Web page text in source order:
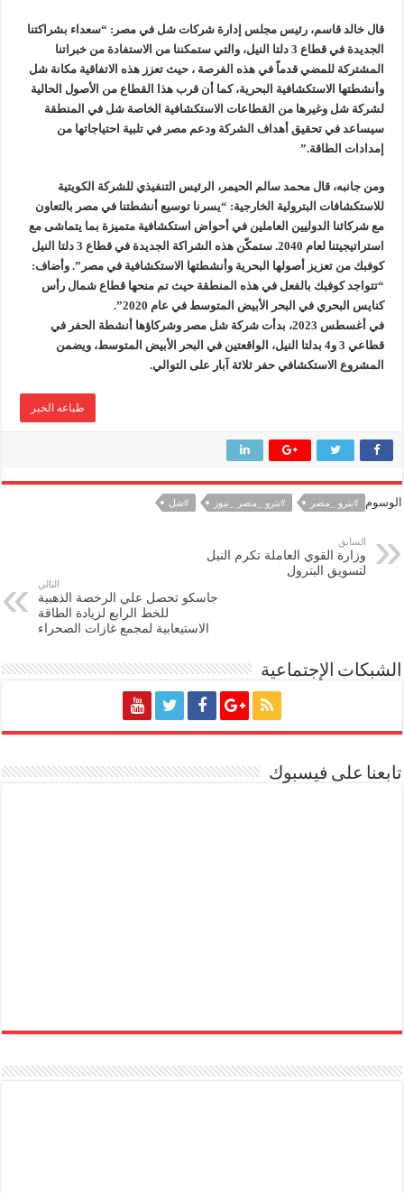
قال خالد قاسم، رئيس مجلس إدارة شركات شل في مصر: “سعداء بشراكتنا
الجديدة في قطاع 3 دلتا النيل، والتي ستمكننا من الاستفادة من خبراتنا
المشتركة للمضي قدماً في هذه الفرصة ، حيث تعزز هذه الاتفاقية مكانة شل
وأنشطتها الاستكشافية البحرية، كما أن قرب هذا القطاع من الأصول الحالية
لشركة شل وغيرها من القطاعات الاستكشافية الخاصة شل في المنطقة
سيساعد في تحقيق أهداف الشركة ودعم مصر في تلبية احتياجاتها من
إمدادات الطاقة.”
ومن جانبه، قال محمد سالم الحيمر، الرئيس التنفيذي للشركة الكويتية
للاستكشافات البترولية الخارجية: “يسرنا توسيع أنشطتنا في مصر بالتعاون
مع شركائنا الدوليين العاملين في أحواض استكشافية متميزة بما يتماشى مع
استراتيجيتنا لعام 2040. ستمكّن هذه الشراكة الجديدة في قطاع 3 دلتا النيل
كوفبك من تعزيز أصولها البحرية وأنشطتها الاستكشافية في مصر”. وأضاف:
“تتواجد كوفبك بالفعل في هذه المنطقة حيث تم منحها قطاع شمال رأس
كنايس البحري في البحر الأبيض المتوسط في عام 2020”.
في أغسطس 2023، بدأت شركة شل مصر وشركاؤها أنشطة الحفر في
قطاعي 3 و4 بدلتا النيل، الواقعتين في البحر الأبيض المتوسط، ويضمن
المشروع الاستكشافي حفر ثلاثة آبار على التوالي.
طباعه الخبر
الوسوم #بترو _مصر #بترو _مصر _نيوز #شل
السابق
وزارة القوي العاملة تكرم النيل
لتسويق البترول
التالي
جاسكو تحصل علي الرخصة الذهبية
للخط الرابع لزيادة الطاقة
الاستيعابية لمجمع غازات الصحراء
الشبكات الإجتماعية
تابعنا على فيسبوك